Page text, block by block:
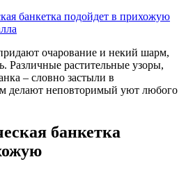
банкетка подойдет в прихожую
очарование и некий шарм,
Различные растительные узоры,
– словно застыли в
делают неповторимый уют любого
банкетка